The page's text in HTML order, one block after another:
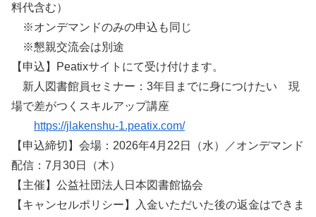
料代含む）
※オンデマンドのみの申込も同じ
※懇親交流会は別途
【申込】Peatixサイトにて受け付けます。
新人図書館員セミナー：3年目までに身につけたい 現
場で差がつくスキルアップ講座
https://jlakenshu-1.peatix.com/
【申込締切】会場：2026年4月22日（水）／オンデマンド
配信：7月30日（木）
【主催】公益社団法人日本図書館協会
【キャンセルポリシー】入金いただいた後の返金はできま